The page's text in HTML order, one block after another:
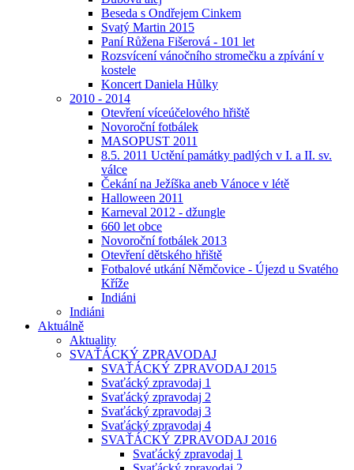
Beseda s Ondřejem Cinkem
Svatý Martin 2015
Paní Růžena Fišerová - 101 let
Rozsvícení vánočního stromečku a zpívání v
kostele
Koncert Daniela Hůlky
2010 - 2014
Otevření víceúčelového hřiště
Novoroční fotbálek
MASOPUST 2011
8.5. 2011 Uctění památky padlých v I. a II. sv.
válce
Čekání na Ježíška aneb Vánoce v létě
Halloween 2011
Karneval 2012 - džungle
660 let obce
Novoroční fotbálek 2013
Otevření dětského hřiště
Fotbalové utkání Němčovice - Újezd u Svatého
Kříže
Indiáni
Indiáni
Aktuálně
Aktuality
SVAŤÁCKÝ ZPRAVODAJ
SVAŤÁCKÝ ZPRAVODAJ 2015
Svaťácký zpravodaj 1
Svaťácký zpravodaj 2
Svaťácký zpravodaj 3
Svaťácký zpravodaj 4
SVAŤÁCKÝ ZPRAVODAJ 2016
Svaťácký zpravodaj 1